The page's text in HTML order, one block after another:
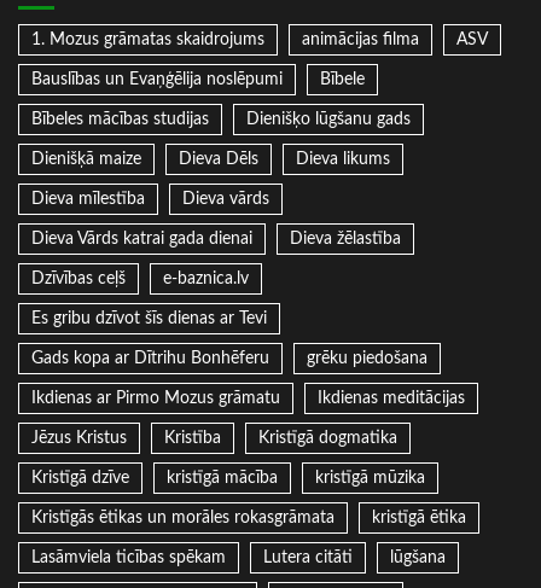
1. Mozus grāmatas skaidrojums animācijas filma ASV
Bauslības un Evaņģēlija noslēpumi Bībele
Bībeles mācības studijas Dienišķo lūgšanu gads
Dienišķā maize Dieva Dēls Dieva likums
Dieva mīlestība Dieva vārds
Dieva Vārds katrai gada dienai Dieva žēlastība
Dzīvības ceļš e-baznica.lv
Es gribu dzīvot šīs dienas ar Tevi
Gads kopa ar Dītrihu Bonhēferu grēku piedošana
Ikdienas ar Pirmo Mozus grāmatu Ikdienas meditācijas
Jēzus Kristus Kristība Kristīgā dogmatika
Kristīgā dzīve kristīgā mācība kristīgā mūzika
Kristīgās ētikas un morāles rokasgrāmata kristīgā ētika
Lasāmviela ticības spēkam Lutera citāti lūgšana